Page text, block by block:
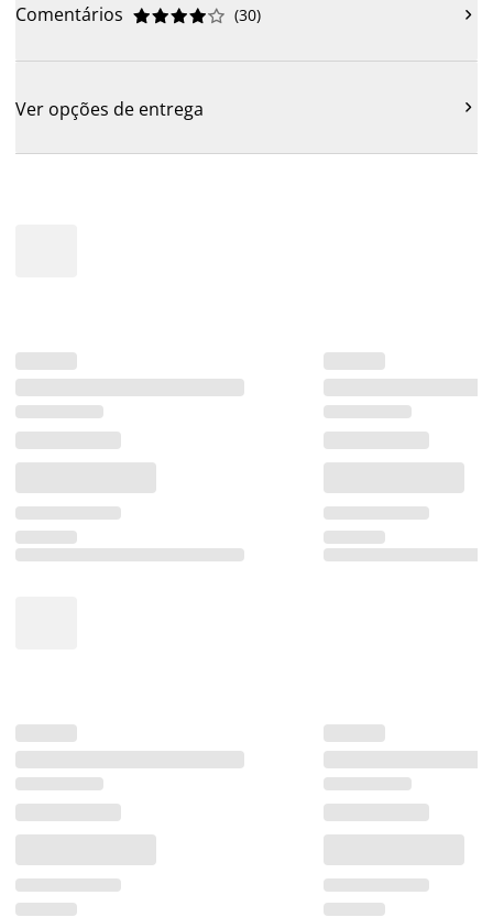
Comentários 




 (30) 
Ver opções de entrega 